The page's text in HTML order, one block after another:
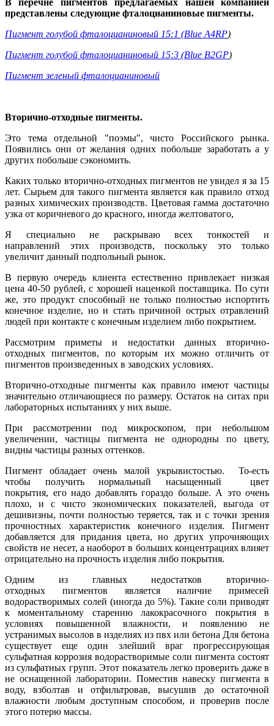
представлены следующие фталоцианиновые пигменты.
Пигмент голубой фталоцианиновый 15:1 (Blue A4RP)
Пигмент голубой фталоцианиновый 15:3 (Blue B2GP)
Пигмент зеленый фталоцианиновый
Вторично-отходные пигменты.
Это тема отдельной "поэмы", чисто Российского рынка.
Появились они от желания одних побольше заработать а у
других побольше сэкономить.
Каких только вторично-отходных пигментов не увидел я за 15
лет. Сырьем для такого пигмента является как правило отход
разных химических производств. Цветовая гамма достаточно
узка от коричневого до красного, иногда желтоватого,
Я специально не раскрываю всех тонкостей и
направлений этих производств, поскольку это только
увеличит данный подпольный рынок.
В первую очередь клиента естественно привлекает низкая
цена 40-50 рублей, с хорошей наценкой поставщика. По сути
же, это продукт способный не только полностью испортить
конечное изделие, но и стать причиной острых отравлений
людей при контакте с конечным изделием либо покрытием.
Рассмотрим приметы и недостатки данных вторично-
отходных пигментов, по которым их можно отличить от
пигментов произведенных в заводских условиях.
Вторично-отходные пигменты как правило имеют частицы
значительно отличающиеся по размеру. Остаток на ситах при
лабораторных испытаниях у них выше.
При рассмотрении под микроскопом, при небольшом
увеличении, частицы пигмента не однородны по цвету,
видны частицы разных оттенков.
Пигмент обладает очень малой укрывистостью. То-есть
чтобы получить нормальный насыщенный цвет
покрытия, его надо добавлять гораздо больше. А это очень
плохо, и с чисто экономических показателей, выгода от
дешивизны, почти полностью теряется, так и с точки зрения
прочностных характеристик конечного изделия. Пигмент
добавляется для придания цвета, но других упрочняющих
свойств не несет, а наоборот в больших концентрациях влияет
отрицательно на прочность изделия либо покрытия.
Одним из главных недостатков вторично-
отходных пигментов является наличие примесей
водорастворимых солей (иногда до 5%). Такие соли приводят
к моментальному старению лакокрасочного покрытия в
условиях повышенной влажности, и появлению не
устранимых высолов в изделиях из пвх или бетона Для бетона
существует еще один злейший враг прогрессирующая
сульфатная коррозия водорастворимые соли пигмента состоят
из сульфатных групп. Этот показатель легко проверить даже в
не оснащенной лаборатории. Поместив навеску пигмента в
воду, взболтав и отфильтровав, высушив до остаточной
влажности любым доступным способом, и проверив после
этого потерю массы.